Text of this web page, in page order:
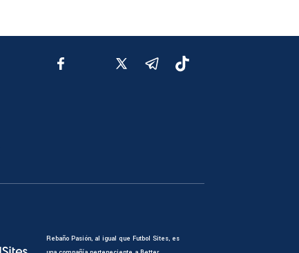
Rebaño Pasión, al igual que Futbol Sites, es